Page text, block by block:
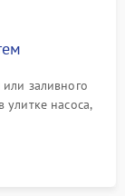
заливного
улитке насоса,
платы
проводки.